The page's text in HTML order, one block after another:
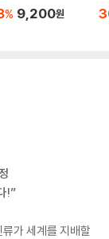
% 9,200원
!”
가 세계를 지배할